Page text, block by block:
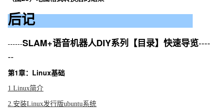
后记
------SLAM+语音机器人DIY系列【目录】快速导览----
--
第1章：Linux基础
1.Linux简介
2.安装Linux发行版ubuntu系统